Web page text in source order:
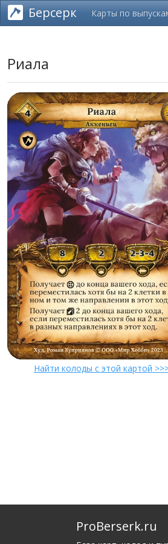
Берсерк Карты по
Риала
Найти колоды с этой картой
ProBerserk.ru